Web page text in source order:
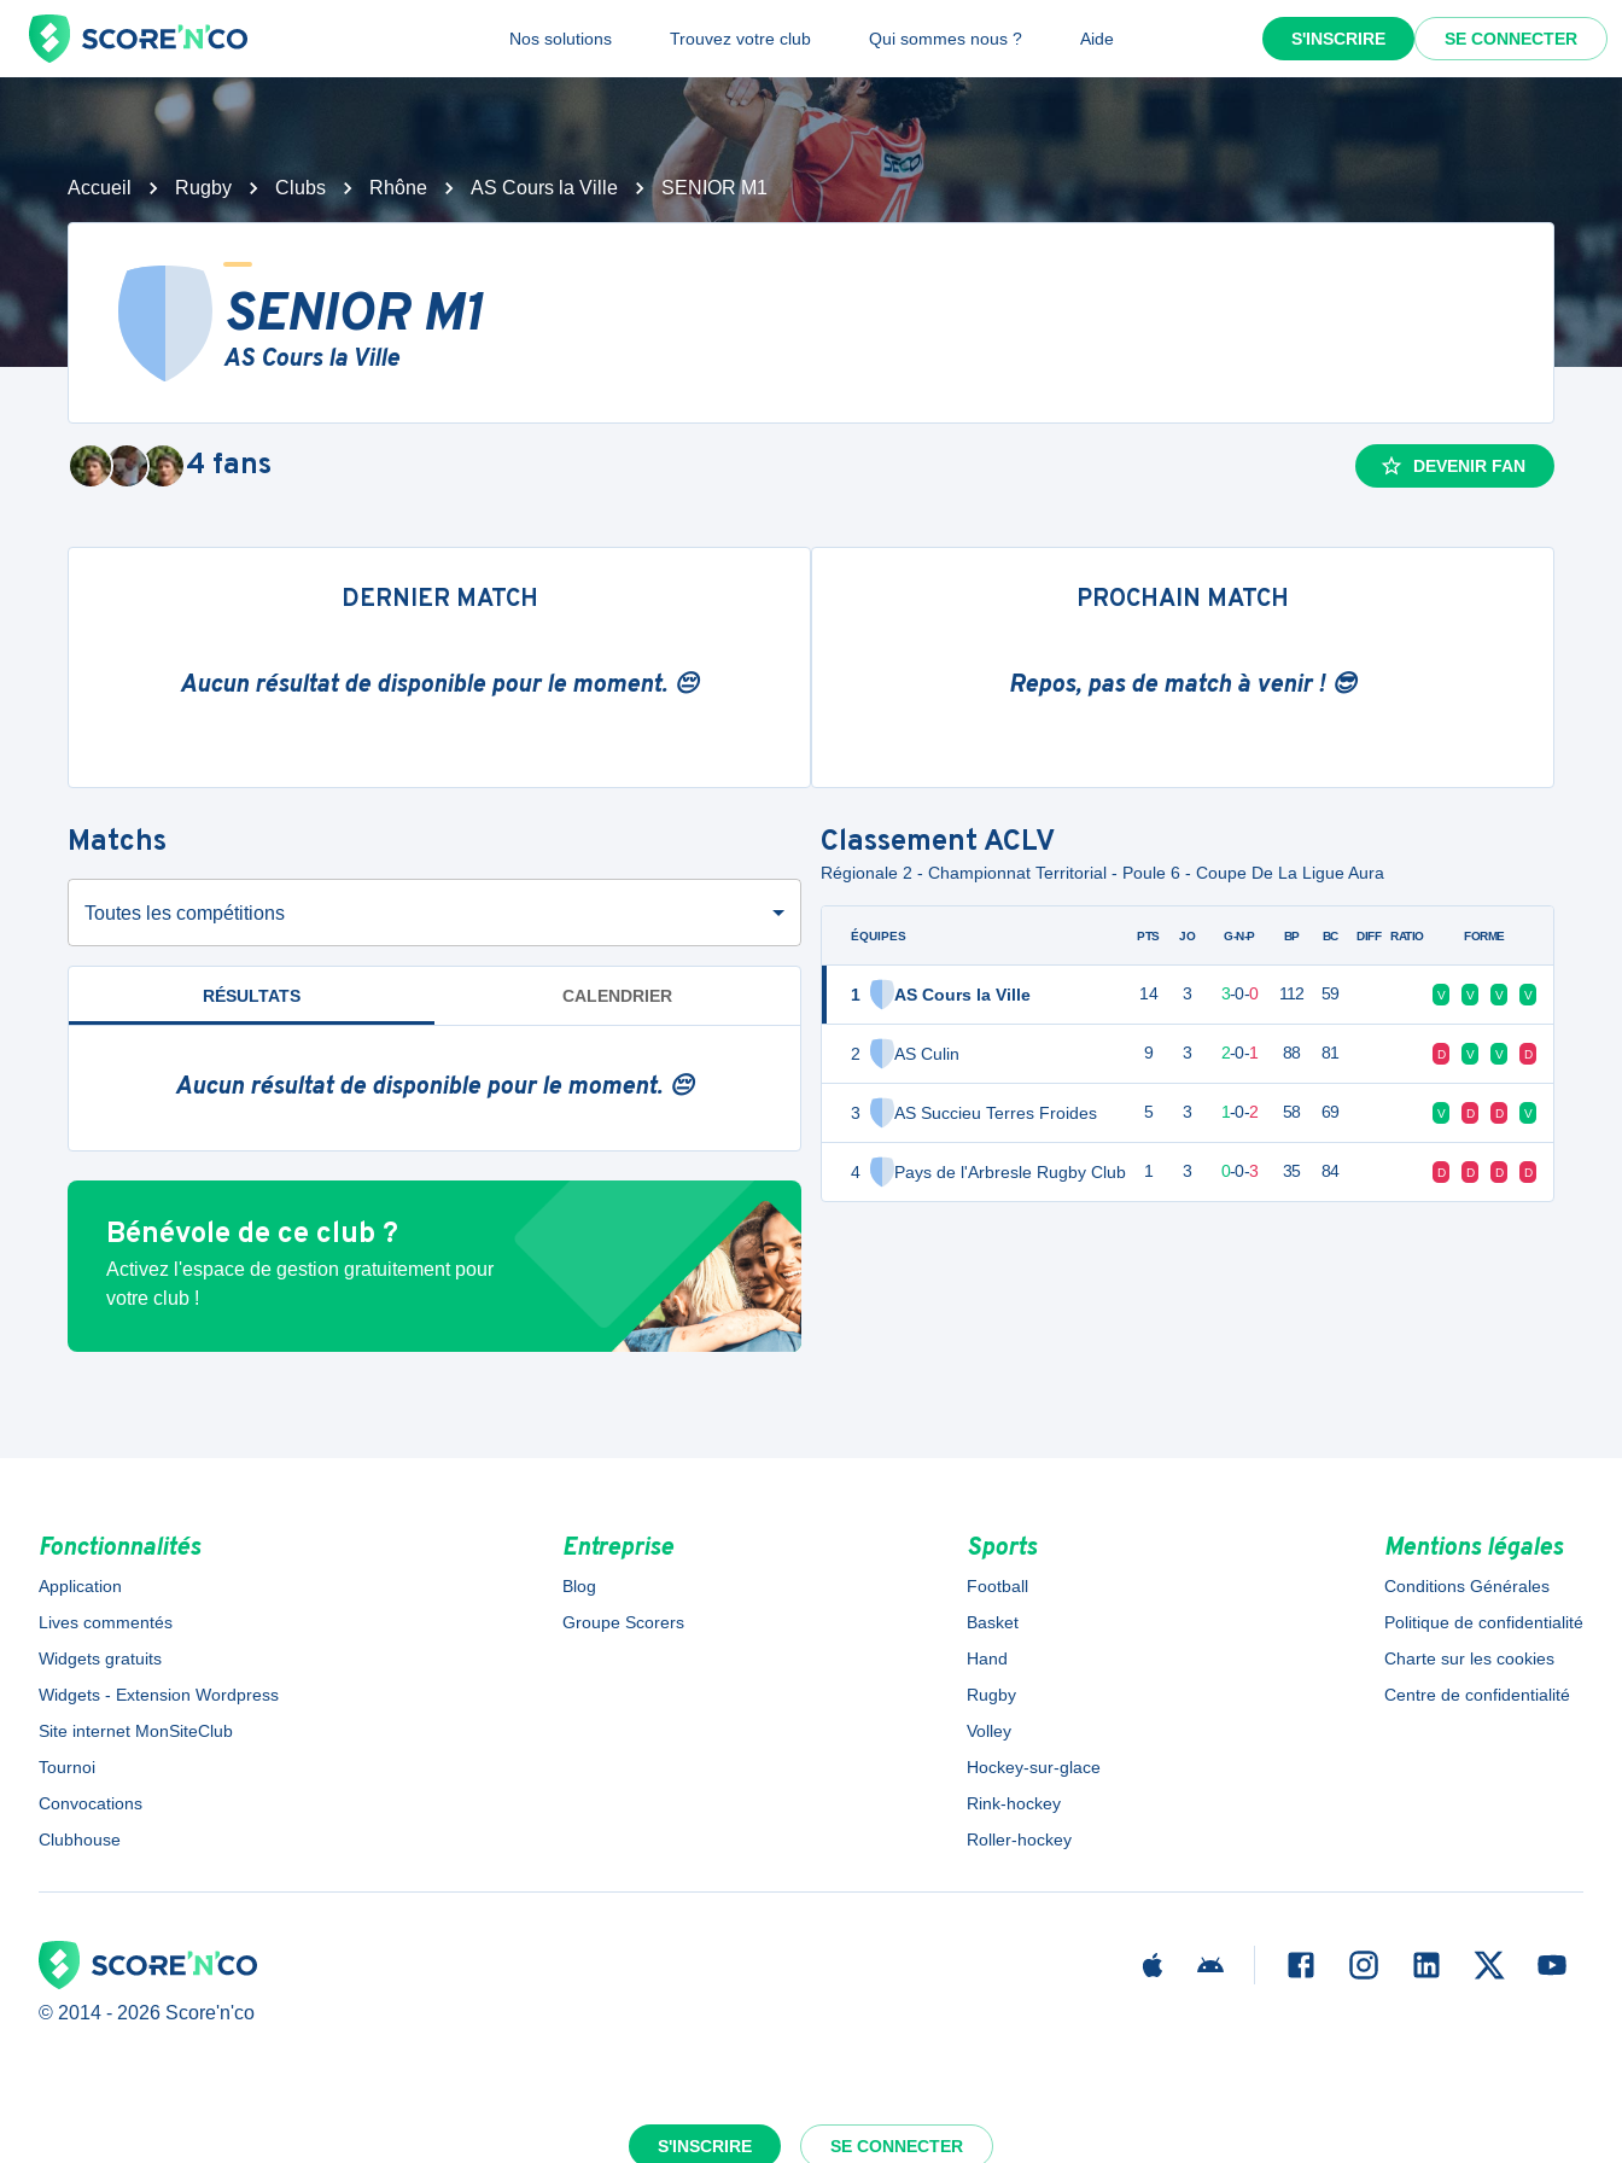
Nos solutions Trouvez votre club Qui sommes nous ? Aide S'INSCRIRE SE CONNECTER
S'INSCRIRE SE CONNECTER
Accueil Rugby Clubs Rhône AS Cours la Ville SENIOR M1
SENIOR M1
AS Cours la Ville
4 fans DEVENIR FAN
DERNIER MATCH
Aucun résultat de disponible pour le moment. 😔
PROCHAIN MATCH
Repos, pas de match à venir ! 😎
Matchs
Toutes les compétitions
RÉSULTATS CALENDRIER
Aucun résultat de disponible pour le moment. 😔
Bénévole de ce club ?
Activez l'espace de gestion gratuitement pour
votre club !
Classement ACLV
Régionale 2 - Championnat Territorial - Poule 6 - Coupe De La Ligue Aura
ÉQUIPES
1 AS Cours la Ville
2 AS Culin
3 AS Succieu Terres Froides
4 Pays de l'Arbresle Rugby Club
PTS JO G-N-P BP BC DIFF RATIO FORME
14 3 3-0-0 112 59 V V V V
9 3 2-0-1 88 81 D V V D
5 3 1-0-2 58 69 V D D V
1 3 0-0-3 35 84 D D D D
Fonctionnalités
Application
Lives commentés
Widgets gratuits
Widgets - Extension Wordpress
Site internet MonSiteClub
Tournoi
Convocations
Clubhouse
Entreprise
Blog
Groupe Scorers
Sports
Football
Basket
Hand
Rugby
Volley
Hockey-sur-glace
Rink-hockey
Roller-hockey
Mentions légales
Conditions Générales
Politique de confidentialité
Charte sur les cookies
Centre de confidentialité
© 2014 - 2026 Score'n'co